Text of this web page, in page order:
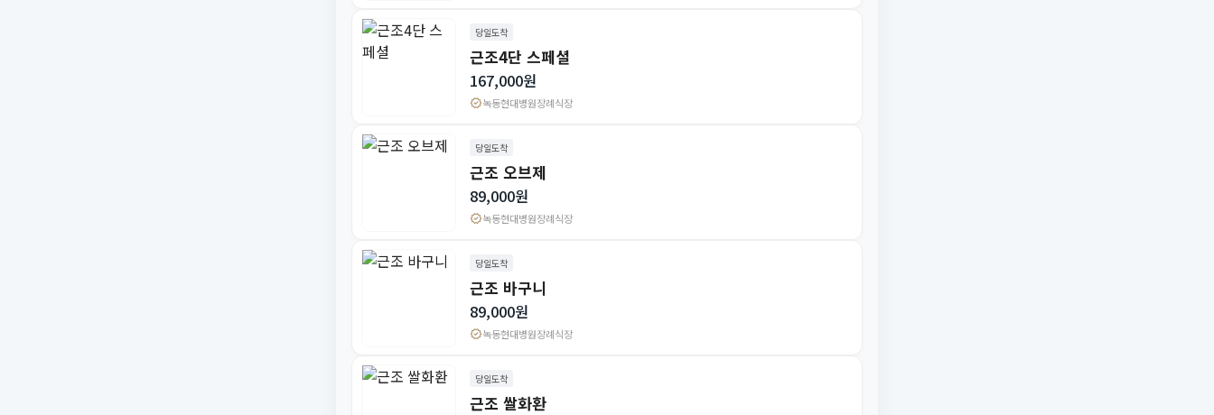
당일도착
근조4단 스페셜
167,000원
verified녹동현대병원장례식장
당일도착
근조 오브제
89,000원
verified녹동현대병원장례식장
당일도착
근조 바구니
89,000원
verified녹동현대병원장례식장
당일도착
근조 쌀화환